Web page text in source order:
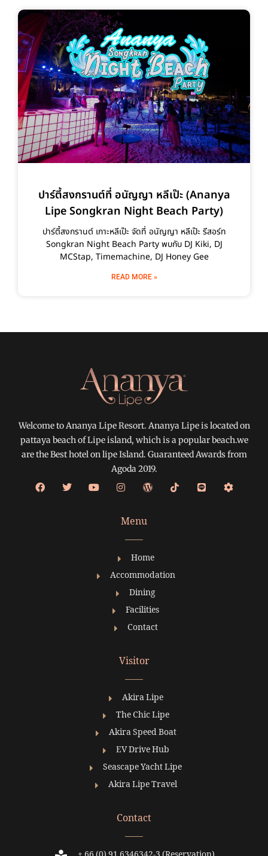
ปาร์ตี้สงกรานต์ที่ อนัญญา หลีเป๊ะ (Ananya
Lipe Songkran Night Beach Party)
ปาร์ตี้สงกรานต์ เกาะหลีเป๊ะ จัดที่ อนัญญา หลีเป๊ะ รีสอร์ท
Songkran Night Beach Party พบกับ DJ Kiki, DJ
MCStap, Timemachine, DJ Honey Gee
READ MORE »
Welcome to Ananya Lipe Resort. Ananya Lipe is located on
pattaya beach of Lipe island, which is a popular beach.we
are the Best hotel on lipe Island. Guaranteed Awards from
Agoda 2019.
Menu
Home
Accommodation
Dining
Facilities
Contact
Visitor
Akira Lipe
The Chic Lipe
Akira Speed Boat
EV Drive Hub
Seascape Yacht Lipe
Akira Lipe Travel
Contact